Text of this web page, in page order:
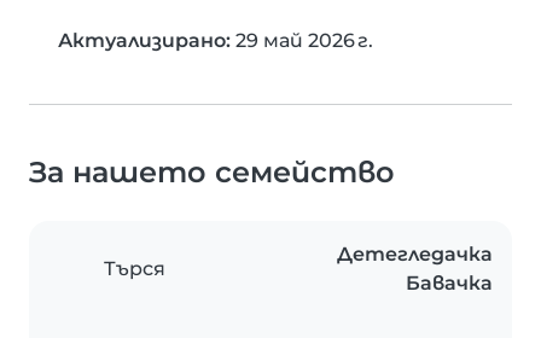
Актуализирано: 29 май 2026 г.
За нашето семейство
Търся
Детегледачка
Бавачка